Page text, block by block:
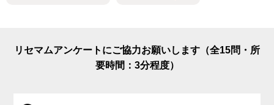
リセマムアンケートにご協力お願いします（全15問・所
要時間：3分程度）